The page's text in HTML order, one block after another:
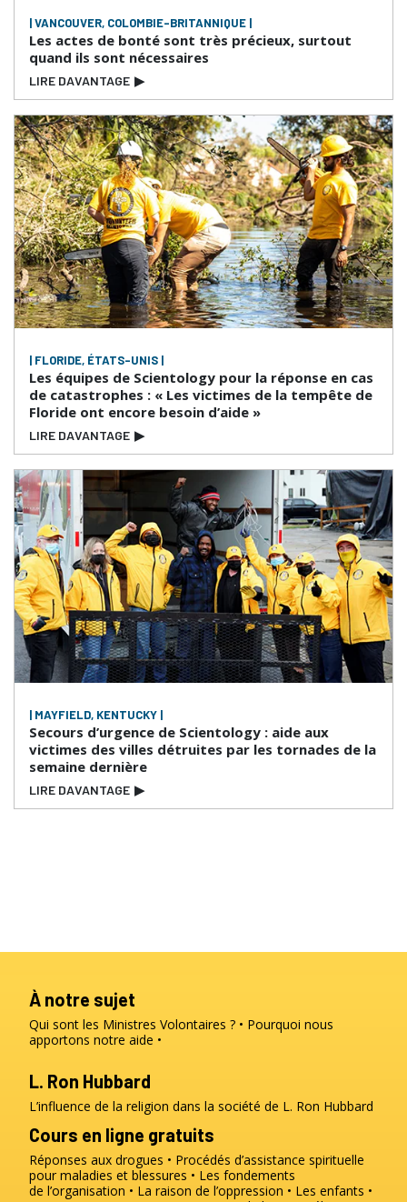
| VANCOUVER, COLOMBIE-BRITANNIQUE |
Les actes de bonté sont très précieux, surtout
quand ils sont nécessaires
LIRE DAVANTAGE ▶
| FLORIDE, ÉTATS-UNIS |
Les équipes de Scientology pour la réponse en cas
de catastrophes : « Les victimes de la tempête de
Floride ont encore besoin d’aide »
LIRE DAVANTAGE ▶
| MAYFIELD, KENTUCKY |
Secours d’urgence de Scientology : aide aux
victimes des villes détruites par les tornades de la
semaine dernière
LIRE DAVANTAGE ▶
À notre sujet
Qui sont les Ministres Volontaires ?
Pourquoi nous
apportons notre aide
L. Ron Hubbard
L’influence de la religion dans la société de L. Ron Hubbard
Cours en ligne gratuits
Réponses aux drogues
Procédés d’assistance spirituelle
pour maladies et blessures
Les fondements
de l’organisation
La raison de l’oppression
Les enfants